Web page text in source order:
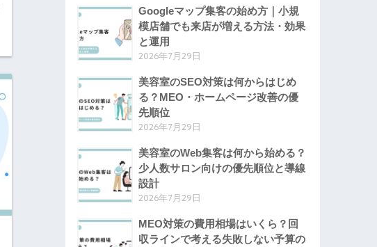
Googleマップ集客の始め方｜小規
模店舗でも来店が増える方法・効果
と運用
2026年7月29日
美容室のSEO対策は何からはじめ
る？MEO・ホームページ改善の優
先順位
2026年7月29日
美容室のWeb集客は何から始める？
少人数サロン向けの優先順位と導線
設計
2026年7月29日
MEO対策の費用相場はいくら？回
収ラインで考える失敗しない予算の